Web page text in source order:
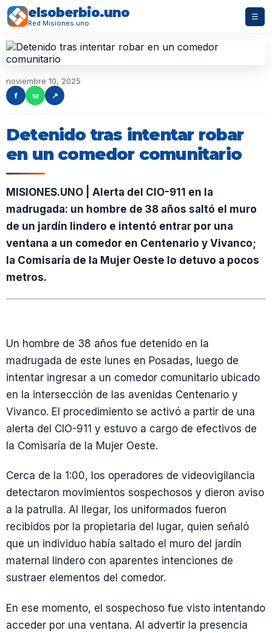
elsoberbio.uno
Red Misiones.uno
☰
noviembre 10, 2025
f
w ↗
Detenido tras intentar robar
en un comedor comunitario
MISIONES.UNO | Alerta del CIO-911 en la
madrugada: un hombre de 38 años saltó el muro
de un jardín lindero e intentó entrar por una
ventana a un comedor en Centenario y Vivanco;
la Comisaría de la Mujer Oeste lo detuvo a pocos
metros.
Un hombre de 38 años fue detenido en la
madrugada de este lunes en Posadas, luego de
intentar ingresar a un comedor comunitario ubicado
en la intersección de las avenidas Centenario y
Vivanco. El procedimiento se activó a partir de una
alerta del CIO-911 y estuvo a cargo de efectivos de
la Comisaría de la Mujer Oeste.
Cerca de la 1:00, los operadores de videovigilancia
detectaron movimientos sospechosos y dieron aviso
a la patrulla. Al llegar, los uniformados fueron
recibidos por la propietaria del lugar, quien señaló
que un individuo había saltado el muro del jardín
maternal lindero con aparentes intenciones de
sustraer elementos del comedor.
En ese momento, el sospechoso fue visto intentando
acceder por una ventana. Al advertir la presencia